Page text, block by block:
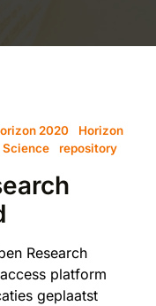
2020
Horizon
Science repository
Research
platform
geplaatst